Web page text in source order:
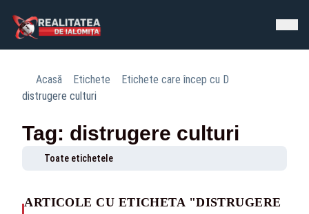
Acasă Etichete
Etichete care încep cu D
distrugere culturi
Tag: distrugere culturi
Toate etichetele
ARTICOLE CU ETICHETA "DISTRUGERE